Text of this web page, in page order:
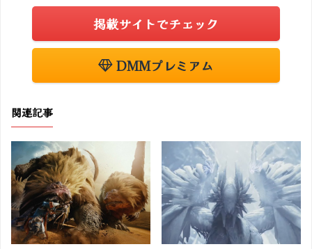
掲載サイトでチェック
DMMプレミアム
関連記事